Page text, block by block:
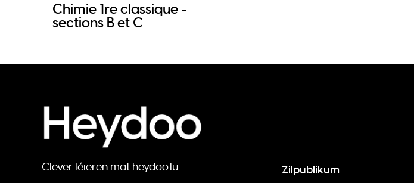
Chimie 1re classique -
sections B et C
Clever léieren mat heydoo.lu Zilpublikum